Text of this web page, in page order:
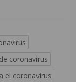
coronavirus
el coronavirus